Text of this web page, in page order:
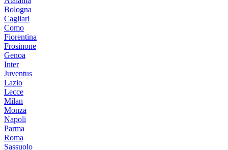
Bologna
Cagliari
Como
Fiorentina
Frosinone
Genoa
Inter
Juventus
Lazio
Lecce
Milan
Monza
Napoli
Parma
Roma
Sassuolo